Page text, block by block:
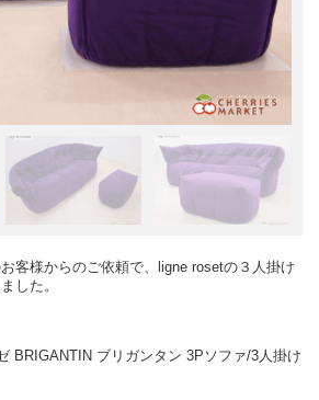
客様からのご依頼で、ligne rosetの３人掛け
した。
BRIGANTIN ブリガンタン 3Pソファ/3人掛け